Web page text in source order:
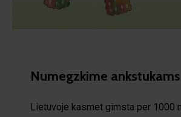
Numegzkime
Lietuvoje kasmet gimsta per 1000